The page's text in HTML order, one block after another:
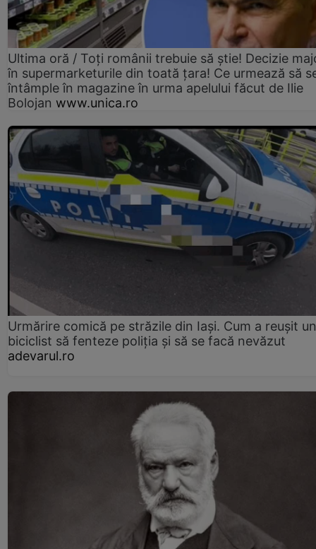
Ultima oră / Toți românii trebuie să știe! Decizie
în supermarketurile din toată țara! Ce urmează să
întâmple în magazine în urma apelului făcut de Ilie
Bolojan www.unica.ro
Urmărire comică pe străzile din Iași. Cum a reușit un
biciclist să fenteze poliția și să se facă nevăzut
adevarul.ro